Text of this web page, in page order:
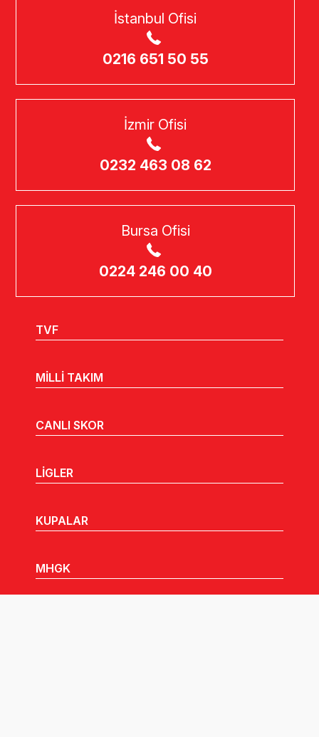
İstanbul Ofisi
0216 651 50 55
İzmir Ofisi
0232 463 08 62
Bursa Ofisi
0224 246 00 40
TVF
MİLLİ TAKIM
CANLI SKOR
LİGLER
KUPALAR
MHGK